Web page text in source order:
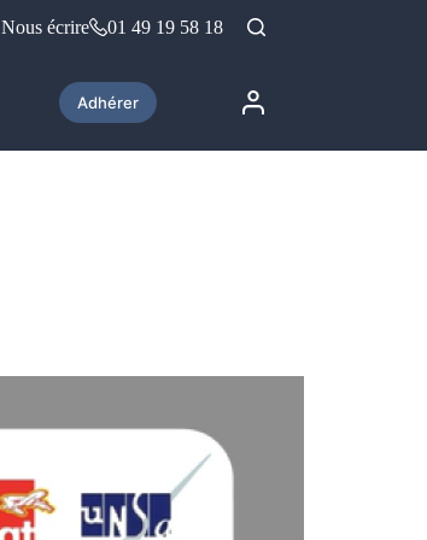
Nous écrire 01 49 19 58 18
Adhérer